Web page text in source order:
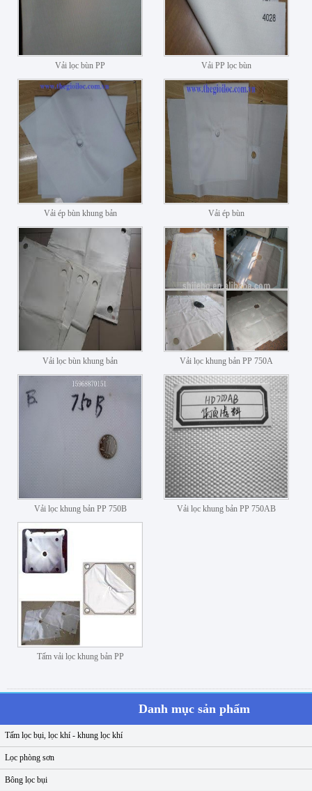
Vải lọc bùn PP Vải PP lọc bùn
Vải ép bùn khung bản Vải ép bùn
Vải lọc bùn khung bản Vải lọc khung bản PP 750A
Vải lọc khung bản PP 750B Vải lọc khung bản PP 750AB
Tấm vải lọc khung bản PP
Danh mục sản phẩm
Tấm lọc bụi, lọc khí - khung lọc khí
Lọc phòng sơn
Bông lọc bụi